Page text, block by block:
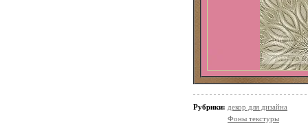
Рубрики: декор для дизайна
Фоны текстуры